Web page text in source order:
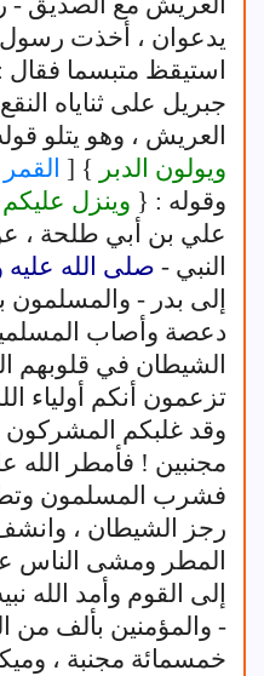
يدعوان ، أخذت رسول
استيقظ متبسما فقال :
جبريل على ثناياه
العريش ، وهو يتلو
ويولون الدبر } [ القمر
وقوله : { وينزل
علي بن أبي طلحة ،
النبي - صلى الله
إلى بدر - والمسلمون
دعصة وأصاب
الشيطان في قلوبهم
تزعمون أنكم أولياء
وقد غلبكم المشركون
مجنبين ! فأمطر الله
فشرب المسلمون
رجز الشيطان ،
المطر ومشى الناس
إلى القوم وأمد الله
- والمؤمنين بألف من
خمسمائة مجنبة ،